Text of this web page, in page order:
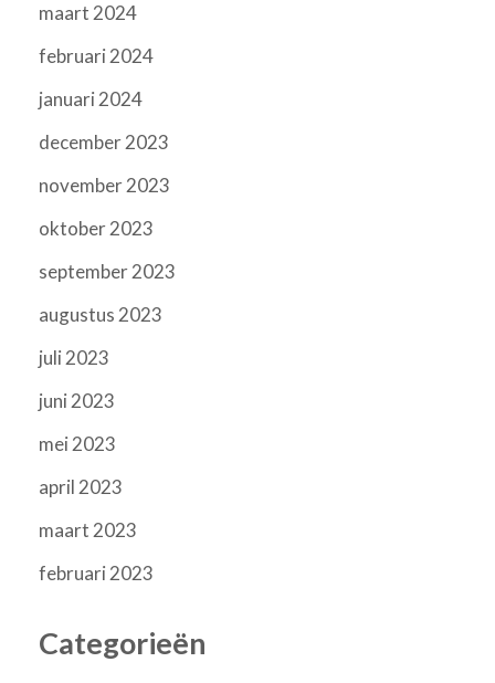
maart 2024
februari 2024
januari 2024
december 2023
november 2023
oktober 2023
september 2023
augustus 2023
juli 2023
juni 2023
mei 2023
april 2023
maart 2023
februari 2023
Categorieën